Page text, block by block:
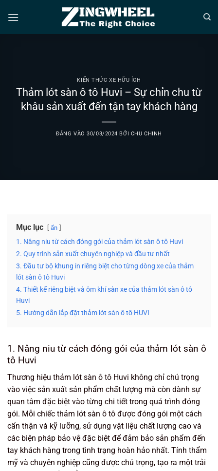
qua
KIẾN THỨC XE HỮU ÍCH
Thảm lót sàn ô tô Huvi – Sự chỉn chu từ
khâu sản xuất đến tận tay khách hàng
ĐĂNG VÀO30/03/2024 BỞI CHU CHINH
Mục lục ẩn
1. Nâng niu từ cách đóng gói của thảm lót sàn ô tô Huvi
2. Quy trình sản xuất chuyên nghiệp và đầu tư nhất
3. Đầu tư bộ khung in riêng biệt cho từng dòng xe của thảm
lót sàn ô tô Huvi
4. Thiết kế riêng biệt và ôm khí sàn xe của thảm lót sàn ô tô
Huvi
5. Hướng dẫn lắp đặt thảm lót sàn ô tô HUVI
1. Nâng niu từ cách đóng gói của thảm lót sàn ô
tô Huvi
Thương hiệu thảm lót sàn ô tô Huvi không chỉ chú trọng
vào việc sản xuất sản phẩm chất lượng mà còn dành sự
quan tâm đặc biệt vào từng chi tiết trong quá trình đóng
gói. Mỗi chiếc thảm lót sàn ô tô được đóng gói một cách
cẩn thận và kỹ lưỡng, sử dụng vật liệu chất lượng cao và
các biện pháp bảo vệ đặc biệt để đảm bảo sản phẩm đến
tay khách hàng trong tình trạng hoàn hảo nhất. Tính thẩm
mỹ và chuyên nghiệp cũng được chú trọng, tạo ra một trải